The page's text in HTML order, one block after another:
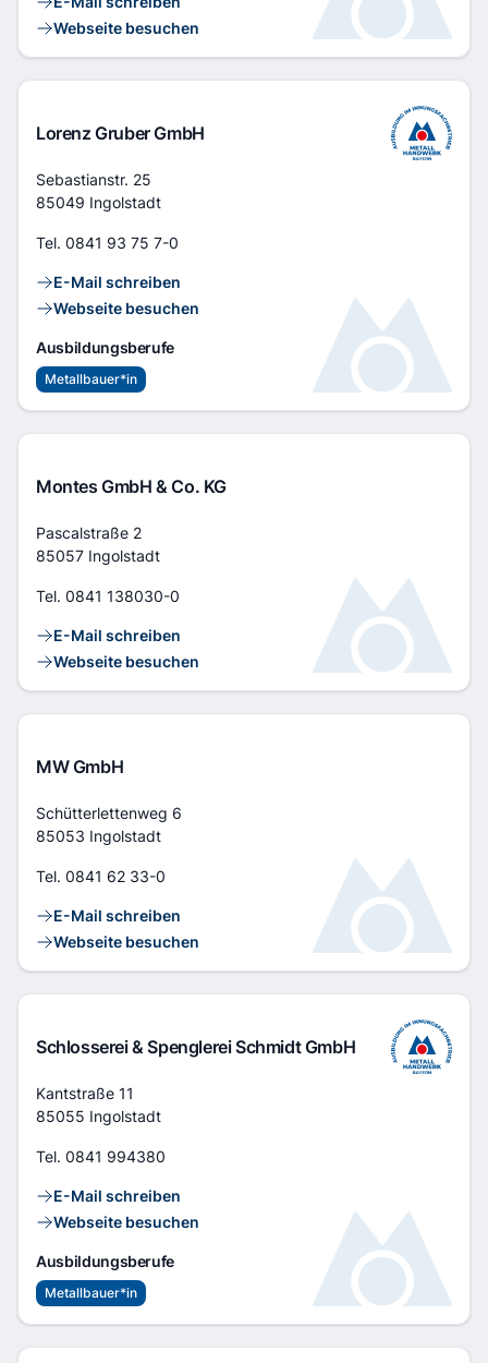
Webseite besuchen
Lorenz Gruber GmbH
Adresse
Sebastianstr. 25
85049 Ingolstadt
Tel. 0841 93 75 7-0
Kontaktlinks
E-Mail schreiben
Webseite besuchen
Ausbildungsberufe
Metallbauer*in
Montes GmbH & Co. KG
Adresse
Pascalstraße 2
85057 Ingolstadt
Tel. 0841 138030-0
Kontaktlinks
E-Mail schreiben
Webseite besuchen
MW GmbH
Adresse
Schütterlettenweg 6
85053 Ingolstadt
Tel. 0841 62 33-0
Kontaktlinks
E-Mail schreiben
Webseite besuchen
Schlosserei & Spenglerei Schmidt GmbH
Adresse
Kantstraße 11
85055 Ingolstadt
Tel. 0841 994380
Kontaktlinks
E-Mail schreiben
Webseite besuchen
Ausbildungsberufe
Metallbauer*in